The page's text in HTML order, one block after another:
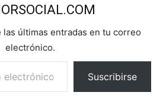
últimas entradas en tu correo
electrónico.
Suscribirse